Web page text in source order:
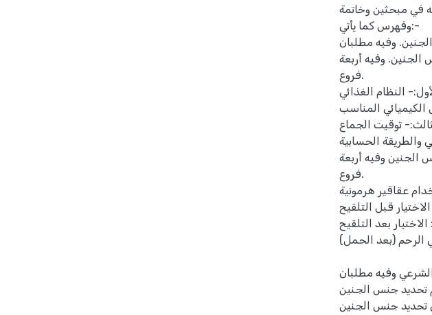
في مبحثين وخاتمة
وفهرس كما يأتي:-
وفيه مطلبان.
الجنين. وفيه أربعة
فروع.
النظام الغذائي.
المناسب.
توقيت الجماع.
والطريقة الحسابية.
الجنين وفيه أربعة
فروع.
عقاقير هرمونية.
قبل التلقيح.
بعد التلقيح.
الرحم (بعد الحمل).
وفيه مطلبان.
تحديد جنس الجنين.
تحديد جنس الجنين.